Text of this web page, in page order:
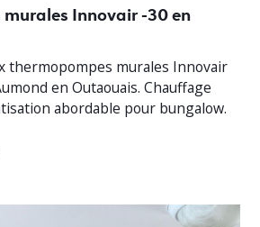
Innovair -30 en
thermopompes murales Innovair
en Outaouais. Chauffage
abordable pour bungalow.